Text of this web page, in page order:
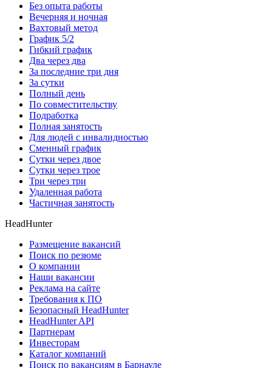
Без опыта работы
Вечерняя и ночная
Вахтовый метод
График 5/2
Гибкий график
Два через два
За последние три дня
За сутки
Полный день
По совместительству
Подработка
Полная занятость
Для людей с инвалидностью
Сменный график
Сутки через двое
Сутки через трое
Три через три
Удаленная работа
Частичная занятость
HeadHunter
Размещение вакансий
Поиск по резюме
О компании
Наши вакансии
Реклама на сайте
Требования к ПО
Безопасный HeadHunter
HeadHunter API
Партнерам
Инвесторам
Каталог компаний
Поиск по вакансиям в Барнауле